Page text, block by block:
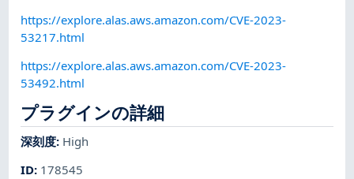
https://explore.alas.aws.amazon.com/CVE-2023-
53217.html
https://explore.alas.aws.amazon.com/CVE-2023-
53492.html
プラグインの詳細
深刻度: High
ID: 178545